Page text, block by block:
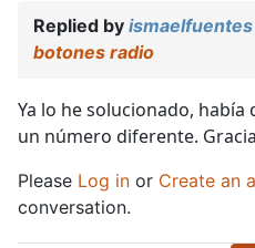
Replied by ismaelfuentes
botones radio
Ya lo he solucionado,
un número diferente.
Please Log in or Create an
conversation.